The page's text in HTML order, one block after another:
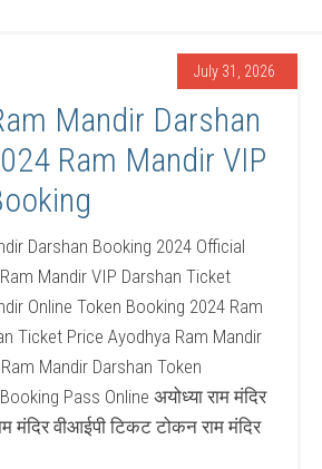
July 31, 2026
Mandir Darshan
Ram Mandir VIP
Darshan Booking 2024 Official
Mandir VIP Darshan Ticket
Online Token Booking 2024 Ram
Ticket Price Ayodhya Ram Mandir
Mandir Darshan Token
Pass Online अयोध्या राम मंदिर
मंदिर वीआईपी टिकट टोकन राम मंदिर